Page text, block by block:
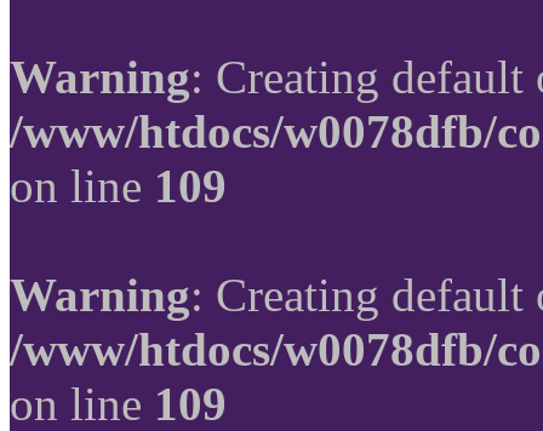
Warning: Creating
/www/htdocs/w0078dfb/
on line 109
Warning: Creating
/www/htdocs/w0078dfb/
on line 109